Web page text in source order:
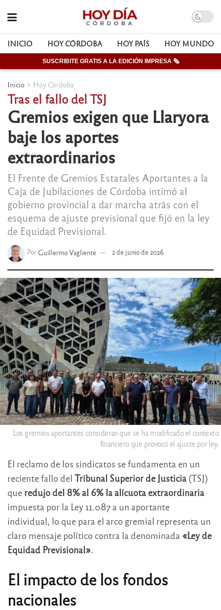
INICIO HOY CÓRDOBA HOY PAÍS HOY MUNDO
SUSCRIBITE GRATIS A LA EDICIÓN IMPRESA 🗞
Inicio Hoy Córdoba
Tras el fallo del TSJ
Gremios exigen que Llaryora
baje los aportes
extraordinarios
El Frente de Gremios Estatales Aportantes a la
Caja de Jubilaciones de Córdoba intimó al
gobierno provincial a dar marcha atrás con el
esquema de ajuste previsional que fijó en la ley
de Equidad Previsional.
Por Guillermo Vagliente 2 de junio de 2026
Los gremios aportantes consideran que se ha modificado el contexto
financiero que provocó el ajuste por ley.
El reclamo de los sindicatos se fundamenta en un
reciente fallo del Tribunal Superior de Justicia (TSJ)
que redujo del 8% al 6% la alícuota extraordinaria
impuesta por la Ley 11.087 a un aportante
individual, lo que para el arco gremial representa un
claro mensaje político contra la denominada «Ley de
Equidad Previsional».
El impacto de los fondos
nacionales